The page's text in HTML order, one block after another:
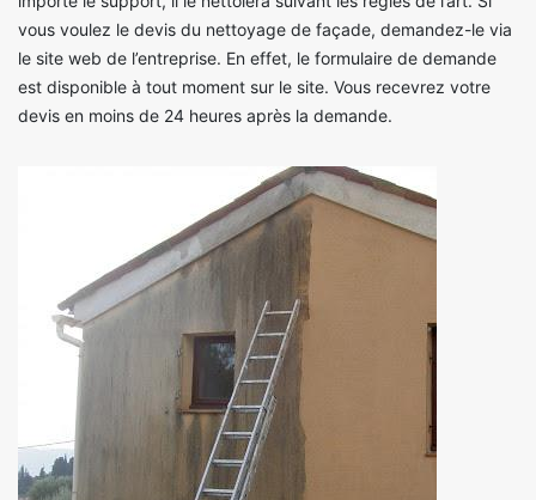
vous voulez le devis du nettoyage de façade, demandez-le via
le site web de l’entreprise. En effet, le formulaire de demande
est disponible à tout moment sur le site. Vous recevrez votre
devis en moins de 24 heures après la demande.